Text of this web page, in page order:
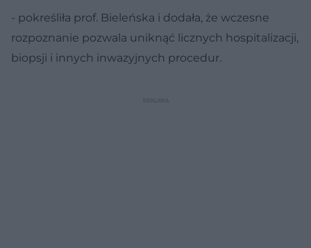
- pokreśliła prof. Bieleńska i dodała, że wczesne
rozpoznanie pozwala uniknąć licznych hospitalizacji,
biopsji i innych inwazyjnych procedur.